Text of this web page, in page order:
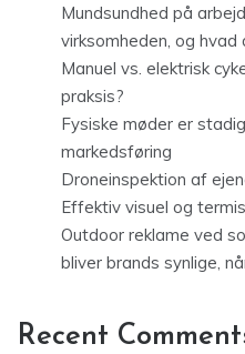
Mundsundhed på
virksomheden, og hvad
Manuel vs. elektrisk
praksis?
Fysiske møder er
markedsføring
Droneinspektion af
Effektiv visuel og
Outdoor reklame ved
bliver brands synlige,
Recent